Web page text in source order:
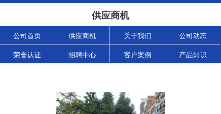
供应商机
公司首页 供应商机 关于我们 公司动态
荣誉认证 招聘中心 客户案例 产品知识